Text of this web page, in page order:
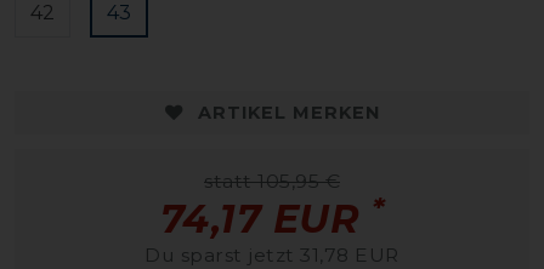
42 43
ARTIKEL MERKEN
statt 105,95 €
74,17 EUR *
Du sparst jetzt 31,78 EUR